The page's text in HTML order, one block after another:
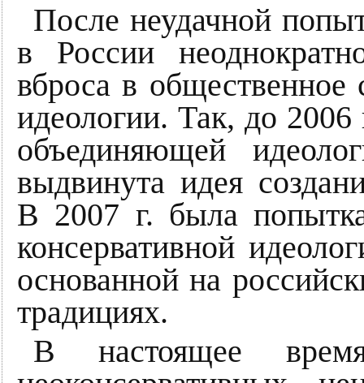
После неудачной
в России
вброса в общественное
идеологии. Так, до 2006
объединяющей
выдвинута идея
В 2007 г. была
консервативной
основанной на
традициях.
В настоящее время